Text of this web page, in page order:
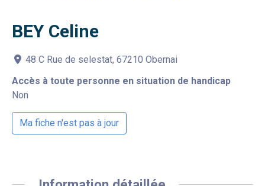
BEY Celine
48 C Rue de selestat, 67210 Obernai
Accès à toute personne en situation de handicap
Non
Ma fiche n'est pas à jour